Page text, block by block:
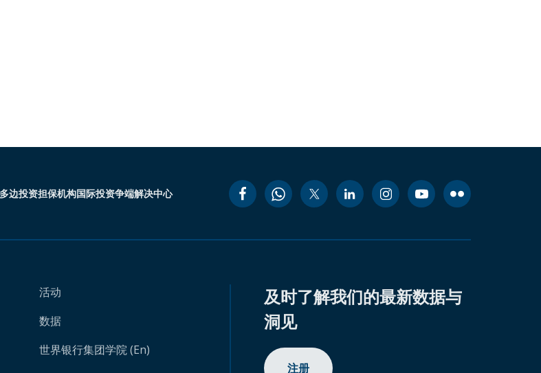
多边投资担保机构国际投资争端解决中心
活动
数据
世界银行集团学院 (En)
及时了解我们的最新数据与
洞见
注册